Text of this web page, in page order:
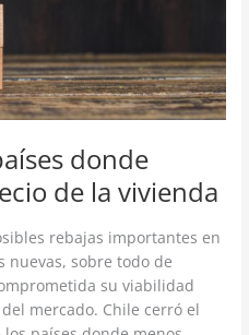
donde
de la vivienda
rebajas importantes en
nuevas, sobre todo de
su viabilidad
mercado. Chile cerró el